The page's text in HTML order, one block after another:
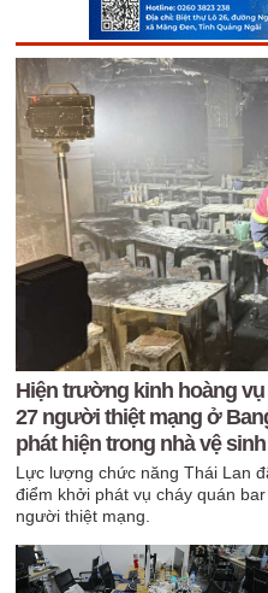
Hiện trường kinh hoàng
27 người thiệt mạng ở
phát hiện trong nhà vệ sinh
Lực lượng chức năng Thái Lan
điểm khởi phát vụ cháy quán
người thiệt mạng.